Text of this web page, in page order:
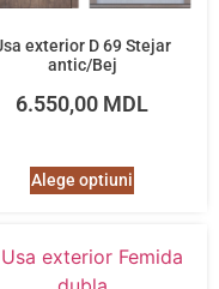
exterior D 69 Stejar
antic/Bej
6.550,00 MDL
Alege optiuni